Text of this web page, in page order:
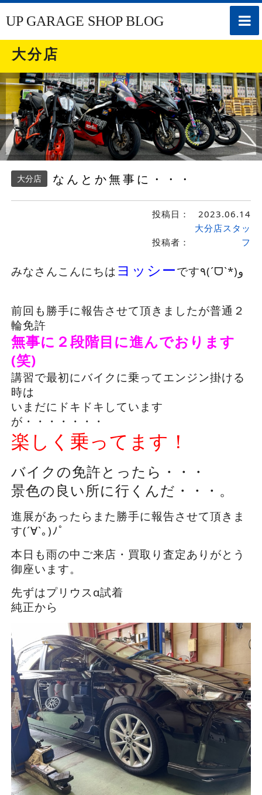
toggle
UP GARAGE SHOP BLOG
大分店
大分店 なんとか無事に・・・
投稿日： 2023.06.14
投稿者：
大分店スタッ
フ
みなさんこんにちは ヨッシー です٩(ˊᗜˋ*)و
前回も勝手に報告させて頂きましたが普通２
輪免許
無事に２段階目に進んでおります
(笑)
講習で最初にバイクに乗ってエンジン掛ける
時は
いまだにドキドキしています
が・・・・・・・
楽しく乗ってます！
バイクの免許とったら・・・
景色の良い所に行くんだ・・・。
進展があったらまた勝手に報告させて頂きま
す(´∀`｡)ﾉﾟ
本日も雨の中ご来店・買取り査定ありがとう
御座います。
先ずはプリウスα試着
純正から